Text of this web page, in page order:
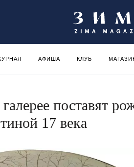
АФИША КЛУБ
поставят
17 века